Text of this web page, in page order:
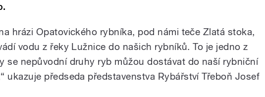
hrázi Opatovického rybníka, pod námi teče Zlatá stoka,
vodu z řeky Lužnice do našich rybníků. To je jedno z
se nepůvodní druhy ryb můžou dostávat do naší rybniční
ukazuje předseda představenstva Rybářství Třeboň Josef